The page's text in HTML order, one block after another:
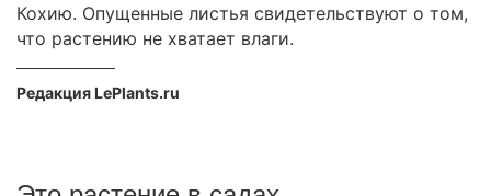
Кохию. Опущенные листья свидетельствуют о том,
что растению не хватает влаги.
Редакция LePlants.ru